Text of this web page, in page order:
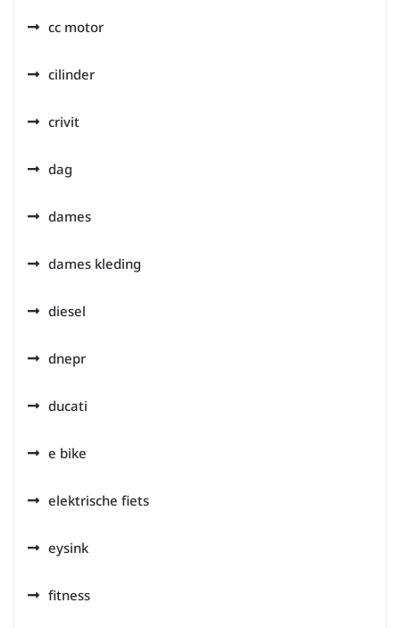
cc motor
cilinder
crivit
dag
dames
dames kleding
diesel
dnepr
ducati
e bike
elektrische fiets
eysink
fitness